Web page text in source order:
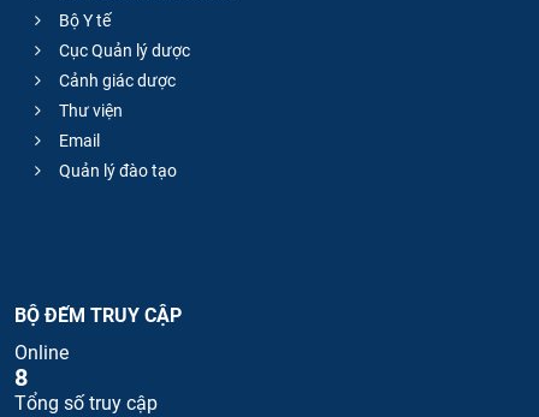
Bộ Y tế
Cục Quản lý dược
Cảnh giác dược
Thư viện
Email
Quản lý đào tạo
BỘ ĐẾM TRUY CẬP
Online
8
Tổng số truy cập